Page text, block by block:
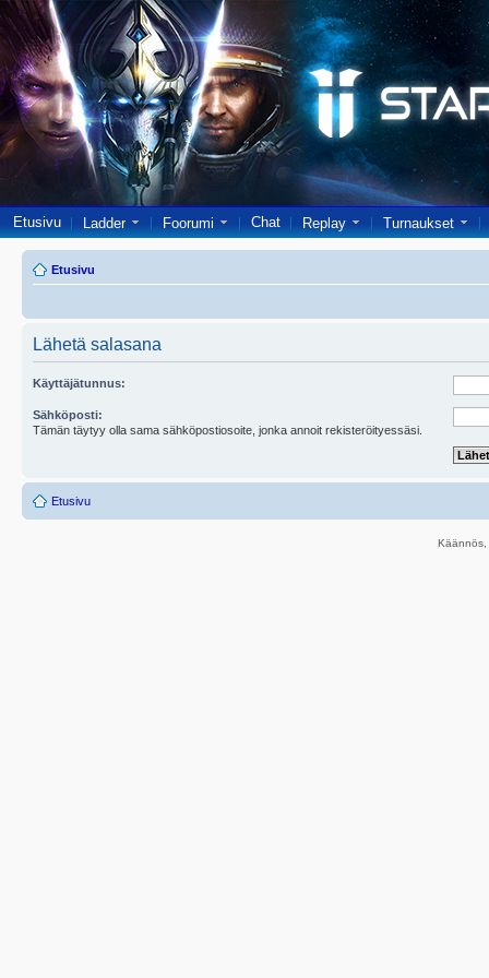
Etusivu Ladder Foorumi Chat Replay Turnaukset
Etusivu
Lähetä salasana
Käyttäjätunnus:
Sähköposti:
Tämän täytyy olla sama sähköpostiosoite, jonka annoit rekisteröityessäsi.
Etusivu